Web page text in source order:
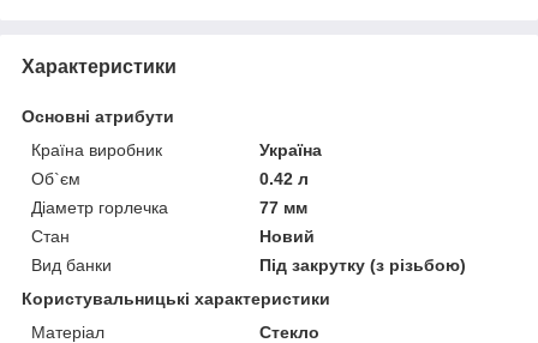
Характеристики
Основні атрибути
Країна виробник
Україна
Об`єм
0.42 л
Діаметр горлечка
77 мм
Стан
Новий
Вид банки
Під закрутку (з різьбою)
Користувальницькі характеристики
Матеріал
Стекло